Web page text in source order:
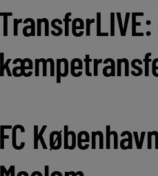
FC